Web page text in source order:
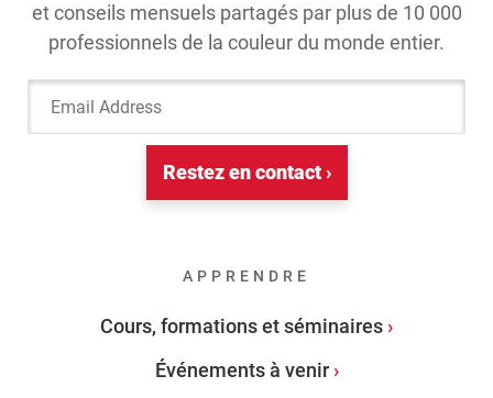
et conseils mensuels partagés par plus de 10 000
professionnels de la couleur du monde entier.
Email Address
Restez en contact ›
APPRENDRE
Cours, formations et séminaires
Événements à venir